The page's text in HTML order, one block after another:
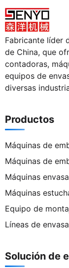
Fabricante líder
de China, que
contadoras,
equipos de
diversas
Productos
Máquinas de
Máquinas de
Máquinas
Máquinas
Equipo de
Líneas de
Solución de